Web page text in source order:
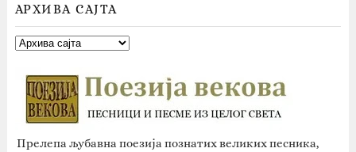
АРХИВА САЈТА
Прелепа љубавна поезија познатих великих песника,